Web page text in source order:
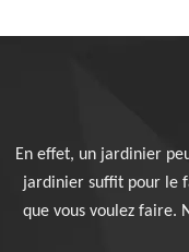
En effet, un jardinier
jardinier suffit pour le
que vous voulez faire.